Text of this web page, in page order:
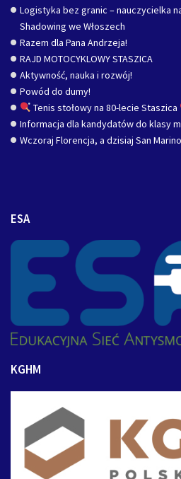
Logistyka bez granic – nauczycielka
Shadowing we Włoszech
Razem dla Pana Andrzeja!
RAJD MOTOCYKLOWY STASZICA
Aktywność, nauka i rozwój!
Powód do dumy!
Tenis stołowy na 80-lecie Staszica
Informacja dla kandydatów do klasy
Wczoraj Florencja, a dzisiaj San
ESA
KGHM